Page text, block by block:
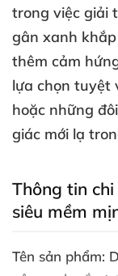
trong việc giải
gân xanh
thêm cảm
lựa chọn tuyệt
hoặc những
giác mới lạ
Thông tin
siêu mềm
Tên sản phẩm: